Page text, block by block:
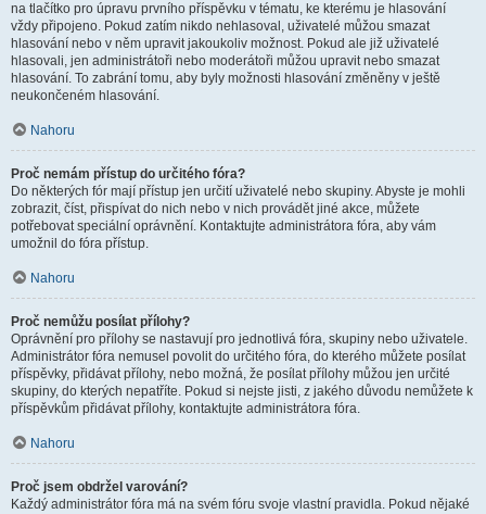
na tlačítko pro úpravu prvního příspěvku v tématu, ke kterému je hlasování
vždy připojeno. Pokud zatím nikdo nehlasoval, uživatelé můžou smazat
hlasování nebo v něm upravit jakoukoliv možnost. Pokud ale již uživatelé
hlasovali, jen administrátoři nebo moderátoři můžou upravit nebo smazat
hlasování. To zabrání tomu, aby byly možnosti hlasování změněny v ještě
neukončeném hlasování.
Nahoru
Proč nemám přístup do určitého fóra?
Do některých fór mají přístup jen určití uživatelé nebo skupiny. Abyste je mohli
zobrazit, číst, přispívat do nich nebo v nich provádět jiné akce, můžete
potřebovat speciální oprávnění. Kontaktujte administrátora fóra, aby vám
umožnil do fóra přístup.
Nahoru
Proč nemůžu posílat přílohy?
Oprávnění pro přílohy se nastavují pro jednotlivá fóra, skupiny nebo uživatele.
Administrátor fóra nemusel povolit do určitého fóra, do kterého můžete posílat
příspěvky, přidávat přílohy, nebo možná, že posílat přílohy můžou jen určité
skupiny, do kterých nepatříte. Pokud si nejste jisti, z jakého důvodu nemůžete k
příspěvkům přidávat přílohy, kontaktujte administrátora fóra.
Nahoru
Proč jsem obdržel varování?
Každý administrátor fóra má na svém fóru svoje vlastní pravidla. Pokud nějaké